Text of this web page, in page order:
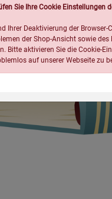
Sie Ihre Cookie Einstellungen
Ihrer Deaktivierung der Browser-
der Shop-Ansicht sowie des
Bitte aktivieren Sie die Cookie-
auf unserer Webseite zu